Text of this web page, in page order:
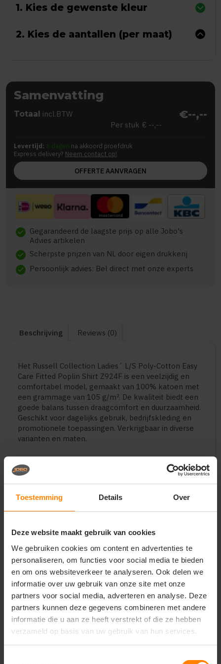
Toestemming Details Over
Deze website maakt gebruik van cookies
We gebruiken cookies om content en advertenties te
personaliseren, om functies voor social media te bieden
en om ons websiteverkeer te analyseren. Ook delen we
informatie over uw gebruik van onze site met onze
partners voor social media, adverteren en analyse. Deze
partners kunnen deze gegevens combineren met andere
informatie die u aan ze heeft verstrekt of die ze hebben
verzameld op basis van uw gebruik van hun services.
1. Kies de gewenste kleur
2. Kies de aantallen (per maat)
Samenvatting
Totaal incl.BTW €--,--
Per stuk € --,--
Levertijd: 5 dagen na akkoord proefdruk
Express delivery? Neem contact op!
OFFERTE AANVRAGEN
check Gegarandeerd de laagste prijs op alle Jobo's
Advies artikelen
check Scherpste prijzen van NL door eigen drukkerij
check Persoonlijk advies: Bel direct met onze experts
Beschrijving Reviews (0)
Het Russell Collection Ladies´ L/S Poly-Cotton Easy
Care Fitted Poplin Shirt Z924F is een veelzijdig en
comfortabel model, gemaakt van 100% katoen met
een grammage van 105 g/m². De kwaliteit biedt een
goede balans tussen draagcomfort en duurzaamheid.
Geschikt voor dagelijks gebruik, bedrijfskleding en
promotionele toepassingen. Verkrijgbaar in diverse
varianten en maten.
op met onze
klantenservice
call +31(0)418 511 972
mail
store Bezoek onze showroom:
Provincialeweg 59 - Velddriel
Dit vind je misschien ook leuk
Items van productcarrousel